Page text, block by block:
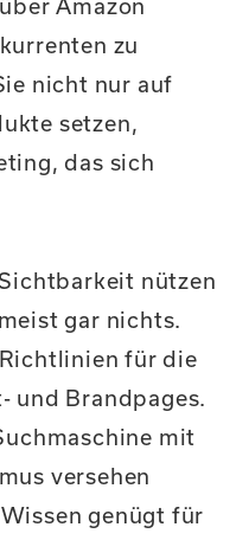
Amazon
zu
nicht nur auf
setzen,
das sich
nützen
gar nichts.
für die
und Brandpages.
mit
versehen
genügt für